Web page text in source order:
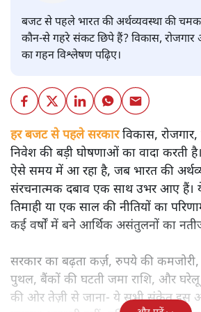
शीतल पी. सिंह
बजट से पहले भारत की अर्थव्यवस्था की
कौन-से गहरे संकट छिपे हैं? विकास,
का गहन विश्लेषण पढ़िए।
हर बजट से पहले सरकारविकास,